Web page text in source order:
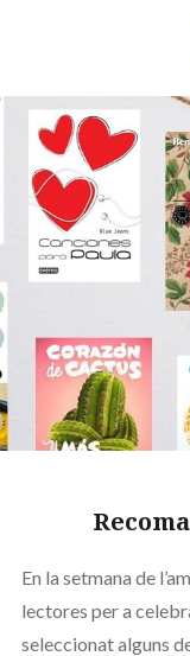
En la setmana de
lectores per a
seleccionat alguns